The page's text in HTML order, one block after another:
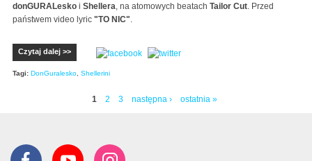
donGURALesko i Shellera, na atomowych beatach Tailor Cut. Przed
państwem video lyric "TO NIC".
Czytaj dalej >>
Tagi: DonGuralesko, Shellerini
1 2 3 następna › ostatnia »